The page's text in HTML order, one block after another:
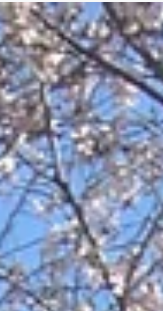
も本当に良く見ますし、スキルを身につける
うな広告もありますね。 時代の流れで、私も
れないようにと必死です(笑)💦 AIは使ってい
っしゃいますか？ AIに相談する、カウンセリ
グしてもらう…なんて言う話も聞いたり。 AI
キャリア相談した方が早い、的確な答えがパ
と返ってくる キャリアコンサルタントに相談
ることと、AIに相談することの違いは何か な
ど、最近よく問われます。 キャリアカウンセ
ングをしている私としては、 正直なんとも寂
いようん辛いような…少し複雑な感情があり
す。 また、最近事件にもなったAIに相談した
とによる事件の発展。 AIに児童相談所を紹介
れる→児童相談所に相談→警察へ通報 どれも
間違った対処ではないけれど、何かがズレて
まった。 自分の思いとは違った方向に進んで
まう結果になってしまったとてもつらい事件
した。 AIというのはとても有能で、使い方に
っては素晴らしい相棒になります。 でも、人
感情を推し量ることはできな